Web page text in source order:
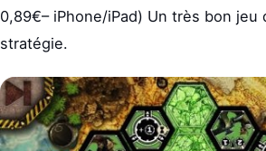
0,89€– iPhone/iPad) Un très bon jeu
stratégie.